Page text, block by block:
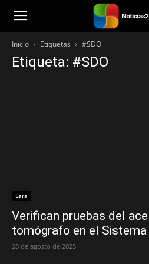
Noticias251
Inicio Etiquetas #SDO
Etiqueta: #SDO
Lara
Verifican pruebas del
tomógrafo en el
28 de agosto de 2025